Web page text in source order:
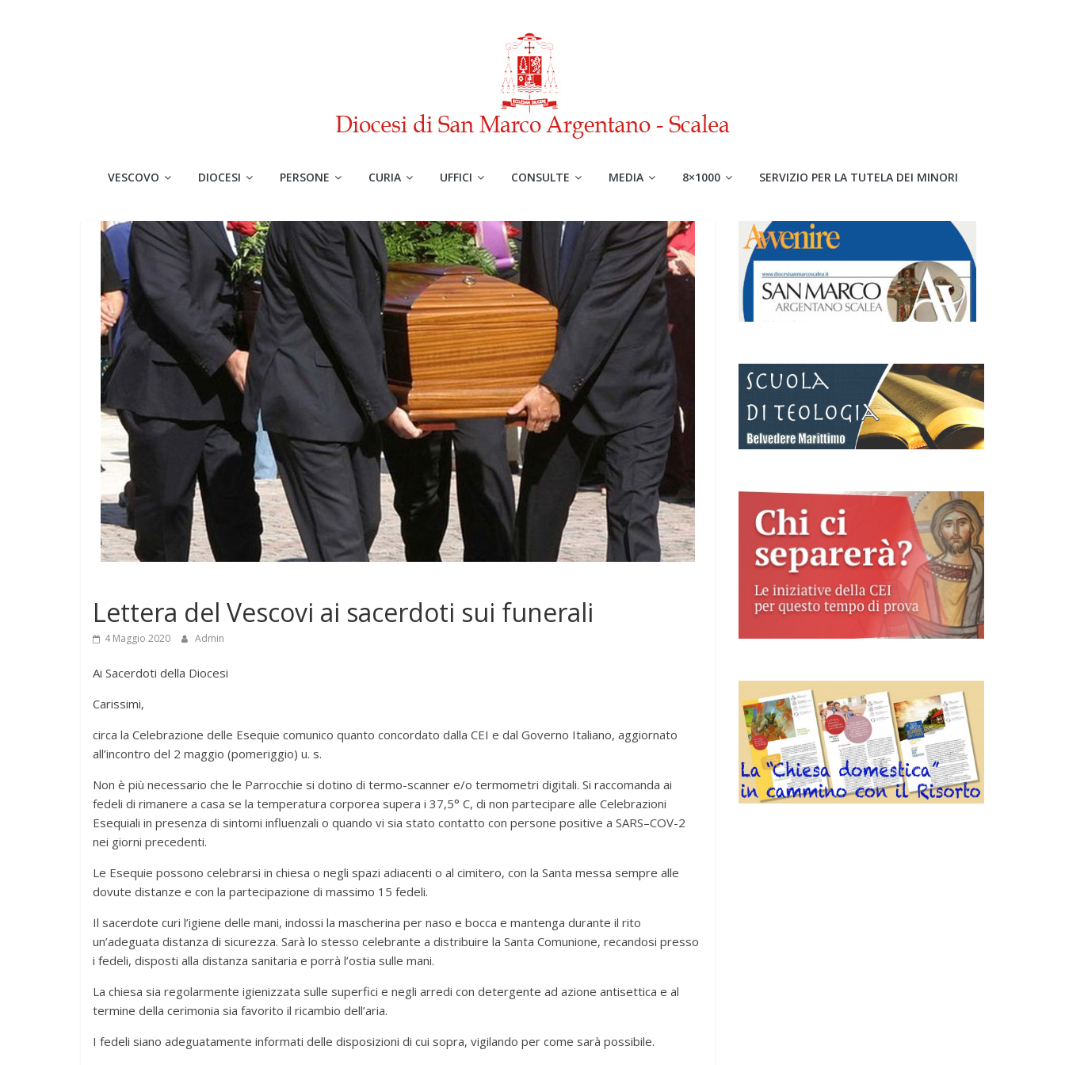
VESCOVO DIOCESI PERSONE CURIA UFFICI CONSULTE MEDIA 8×1000 SERVIZIO PER LA TUTELA DEI MINORI
Lettera del Vescovi ai sacerdoti sui funerali
4 Maggio 2020 Admin
Ai Sacerdoti della Diocesi
Carissimi,
circa la Celebrazione delle Esequie comunico quanto concordato dalla CEI e dal Governo Italiano, aggiornato
all’incontro del 2 maggio (pomeriggio) u. s.
Non è più necessario che le Parrocchie si dotino di termo-scanner e/o termometri digitali. Si raccomanda ai
fedeli di rimanere a casa se la temperatura corporea supera i 37,5° C, di non partecipare alle Celebrazioni
Esequiali in presenza di sintomi influenzali o quando vi sia stato contatto con persone positive a SARS–COV-2
nei giorni precedenti.
Le Esequie possono celebrarsi in chiesa o negli spazi adiacenti o al cimitero, con la Santa messa sempre alle
dovute distanze e con la partecipazione di massimo 15 fedeli.
Il sacerdote curi l’igiene delle mani, indossi la mascherina per naso e bocca e mantenga durante il rito
un’adeguata distanza di sicurezza. Sarà lo stesso celebrante a distribuire la Santa Comunione, recandosi presso
i fedeli, disposti alla distanza sanitaria e porrà l’ostia sulle mani.
La chiesa sia regolarmente igienizzata sulle superfici e negli arredi con detergente ad azione antisettica e al
termine della cerimonia sia favorito il ricambio dell’aria.
I fedeli siano adeguatamente informati delle disposizioni di cui sopra, vigilando per come sarà possibile.